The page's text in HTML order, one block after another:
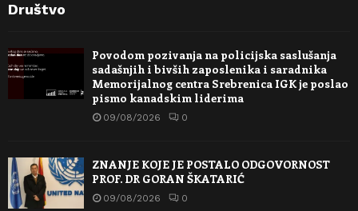
Društvo
Povodom pozivanja na policijska saslušanja
sadašnjih i bivših zaposlenika i saradnika
Memorijalnog centra Srebrenica IGK je poslao
pismo kanadskim liderima
09/08/2026 0
ZNANJE KOJE JE POSTALO ODGOVORNOST
PROF. DR GORAN ŠKATARIĆ
09/08/2026 0